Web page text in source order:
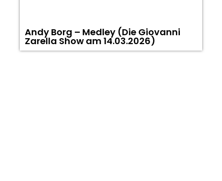
Andy Borg – Medley (Die Giovanni
Zarella Show am 14.03.2026)